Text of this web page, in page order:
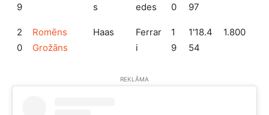
9
s
edes
0
97
2
0
Romēns
Grožāns
Haas
Ferrar
i
1
9
1'18.4
54
1.800
REKLĀMA